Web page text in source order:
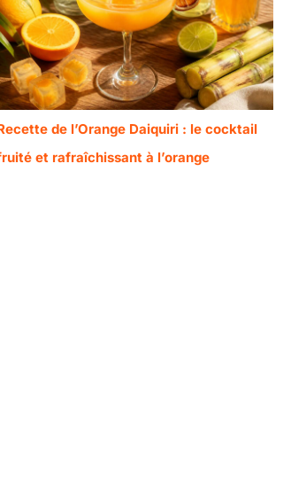
de l’Orange Daiquiri : le cocktail
et rafraîchissant à l’orange